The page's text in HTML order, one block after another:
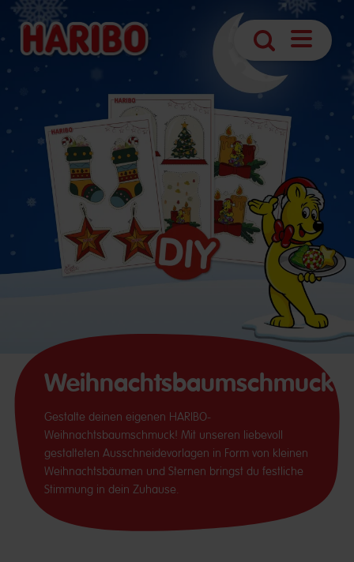
Suche
Weihnachtsbaumschmuck
Gestalte deinen eigenen HARIBO-
Weihnachtsbaumschmuck! Mit unseren liebevoll
gestalteten Ausschneidevorlagen in Form von kleinen
Weihnachtsbäumen und Sternen bringst du festliche
Stimmung in dein Zuhause.